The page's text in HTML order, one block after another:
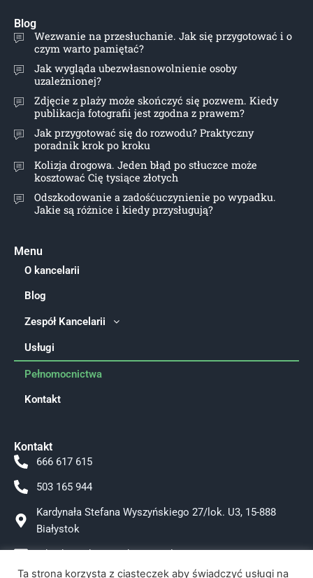
Blog
Wezwanie na przesłuchanie. Jak się przygotować i o
czym warto pamiętać?
Jak wygląda ubezwłasnowolnienie osoby
uzależnionej?
Zdjęcie z plaży może skończyć się pozwem. Kiedy
publikacja fotografii jest zgodna z prawem?
Jak przygotować się do rozwodu? Praktyczny
poradnik krok po kroku
Kolizja drogowa. Jeden błąd po stłuczce może
kosztować Cię tysiące złotych
Odszkodowanie a zadośćuczynienie po wypadku.
Jakie są różnice i kiedy przysługują?
Menu
O kancelarii
Blog
Zespół Kancelarii
Usługi
Pełnomocnictwa
Kontakt
Kontakt
666 617 615
503 165 944
Kardynała Stefana Wyszyńskiego 27/lok. U3, 15-888
Białystok
adwokat.tokarzewska@gmail.com
Ta strona korzysta z ciasteczek aby świadczyć usługi na